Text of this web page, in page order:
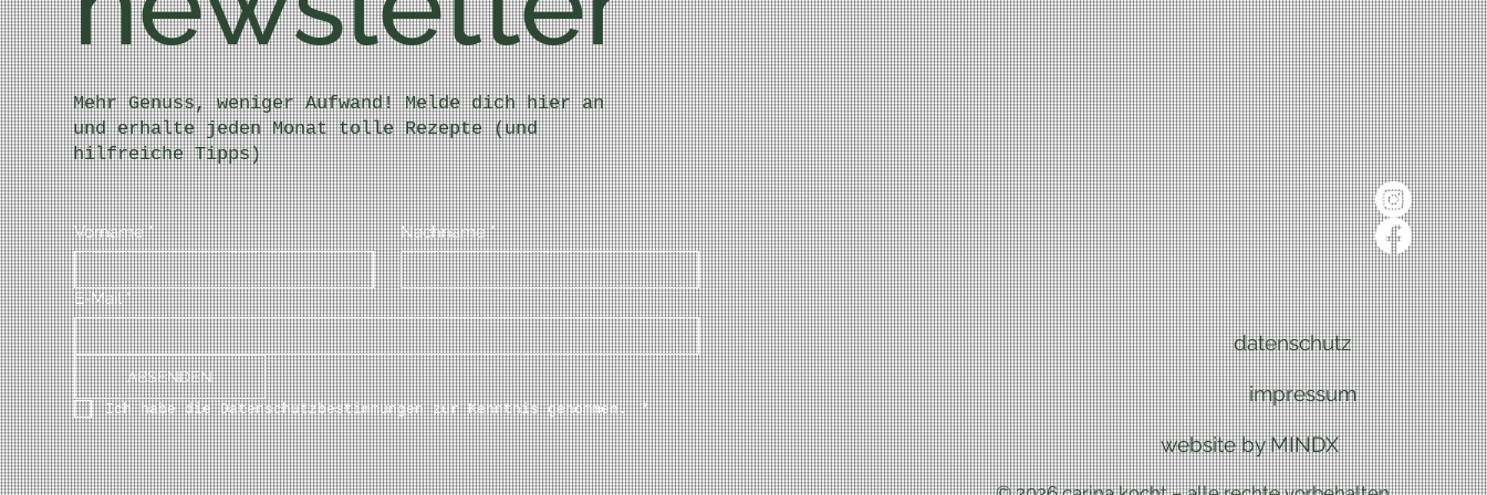
Mehr Genuss, weniger Aufwand! Melde dich hier an
und erhalte jeden Monat tolle Rezepte (und
hilfreiche Tipps)
Vorname * Nachname *
E-Mail *
ABSENDEN
Ich habe die Datenschutzbestimmungen zur Kenntnis genommen. *
datenschutz
impressum
website by MINDX